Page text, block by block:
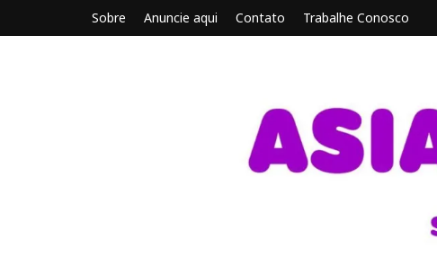
Sobre Anuncie aqui Contato Trabalhe Conosco